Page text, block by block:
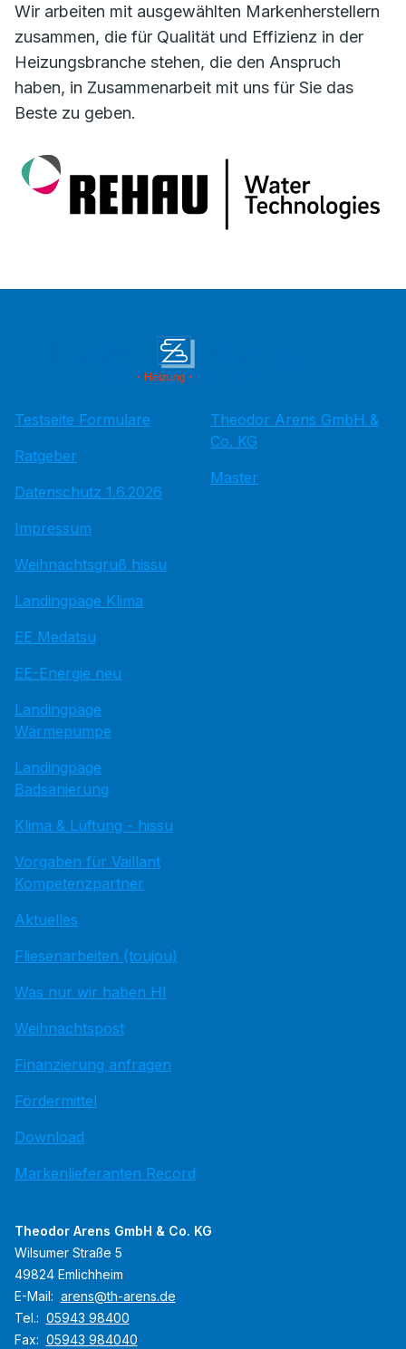
Wir arbeiten mit ausgewählten Markenherstellern
zusammen, die für Qualität und Effizienz in der
Heizungsbranche stehen, die den Anspruch
haben, in Zusammenarbeit mit uns für Sie das
Beste zu geben.
Testseite Formulare
Ratgeber
Datenschutz 1.6.2026
Impressum
Weihnachtsgruß hissu
Landingpage Klima
EE Medatsu
EE-Energie neu
Landingpage
Wärmepumpe
Landingpage
Badsanierung
Klima & Lüftung - hissu
Vorgaben für Vaillant
Kompetenzpartner
Aktuelles
Fliesenarbeiten (toujou)
Was nur wir haben HI
Weihnachtspost
Finanzierung anfragen
Fördermittel
Download
Markenlieferanten Record
Theodor Arens GmbH &
Co. KG
Master
Theodor Arens GmbH & Co. KG
Wilsumer Straße 5
49824 Emlichheim
E-Mail: arens@th-arens.de
Tel.: 05943 98400
Fax: 05943 984040